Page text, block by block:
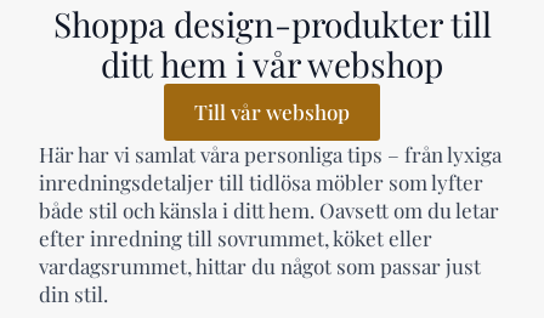
Shoppa design-produkter till
ditt hem i vår webshop
Till vår webshop
Här har vi samlat våra personliga tips – från lyxiga
inredningsdetaljer till tidlösa möbler som lyfter
både stil och känsla i ditt hem. Oavsett om du letar
efter inredning till sovrummet, köket eller
vardagsrummet, hittar du något som passar just
din stil.